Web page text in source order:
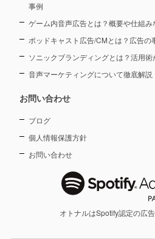
事例
ゲーム内音声広告とは？概要や仕組み
ポッドキャスト広告/CMとは？広告の
ソニックブランディングとは？活用
音声マーケティングについて徹底解説
お問い合わせ
ブログ
個人情報保護方針
お問い合わせ
オトナルはSpotify認定の広告